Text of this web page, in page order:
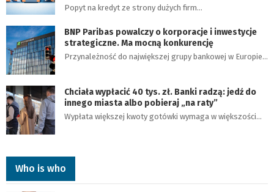
Popyt na kredyt ze strony dużych firm…
BNP Paribas powalczy o korporacje i inwestycje
strategiczne. Ma mocną konkurencję
Przynależność do największej grupy bankowej w Europie…
Chciała wypłacić 40 tys. zł. Banki radzą: jedź do
innego miasta albo pobieraj „na raty”
Wypłata większej kwoty gotówki wymaga w większości…
Who is who